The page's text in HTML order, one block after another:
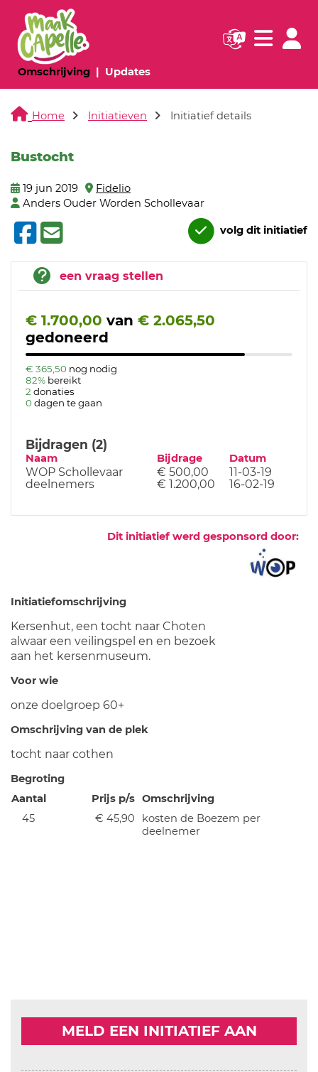
Omschrijving(huidige pagina)
Updates(huidige pagina)
Navigatie
Home Initiatieven Initiatief details
Bustocht
19 jun 2019
Fidelio
Anders Ouder Worden Schollevaar
volg dit initiatief
een vraag stellen
€ 1.700,00 van € 2.065,50
gedoneerd
€ 365,50 nog nodig
82% bereikt
2 donaties
0 dagen te gaan
Bijdragen (2)
Naam Bijdrage Datum
WOP Schollevaar € 500,00
11-03-19
deelnemers
€ 1.200,00 16-02-19
Dit initiatief werd gesponsord door:
Initiatiefomschrijving
Kersenhut, een tocht naar Choten
alwaar een veilingspel en en bezoek
aan het kersenmuseum.
Voor wie
onze doelgroep 60+
Omschrijving van de plek
tocht naar cothen
Begroting
Aantal
Prijs p/s Omschrijving
45
€ 45,90
kosten de Boezem per
deelnemer
MELD EEN INITIATIEF AAN